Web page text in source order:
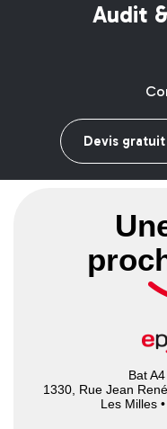
Audit
Devis gratuit
Bat
1330, Rue Jean
Les Milles